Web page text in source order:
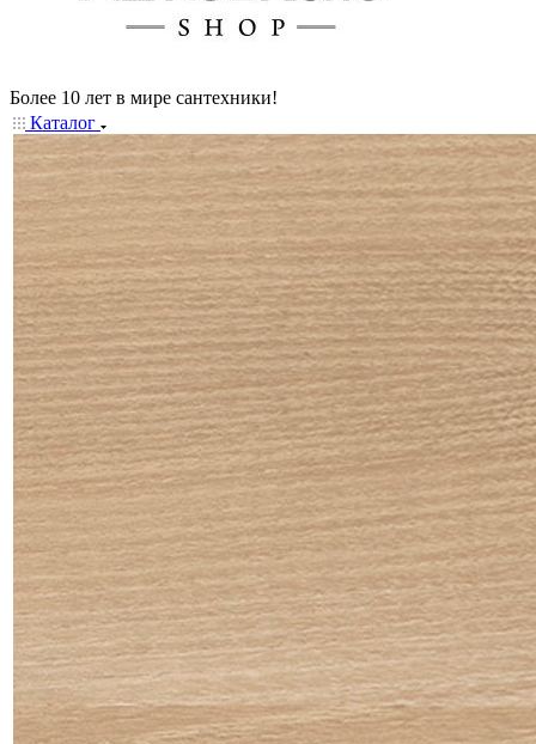
Более 10 лет в мире сантехники!
Каталог